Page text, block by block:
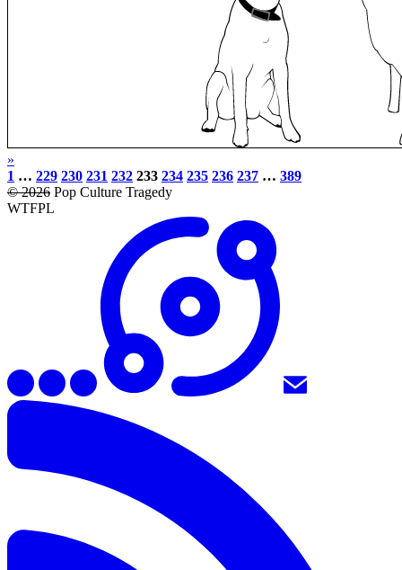
»
1 … 229 230 231 232 233 234 235 236 237 … 389
© 2026 Pop Culture Tragedy
WTFPL